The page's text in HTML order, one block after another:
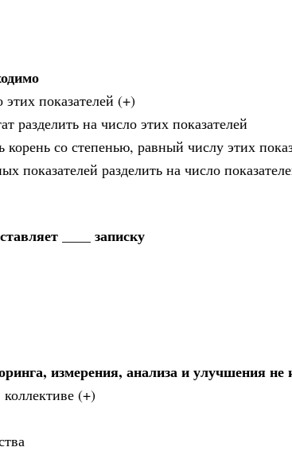
показателей (+)
разделить на число этих показателей
со степенью, равный числу этих
показателей разделить на число
____ записку
измерения, анализа и улучшения не
(+)